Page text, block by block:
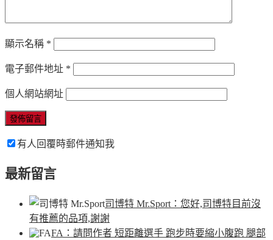
顯示名稱 *
電子郵件地址 *
個人網站網址
有人回覆時郵件通知我
最新留言
司博特 Mr.Sport ：您好,司博特目前沒
有推薦的品項,謝謝
FA ：請問作者 短距離選手 跑步時要縮小腹跑 腿部